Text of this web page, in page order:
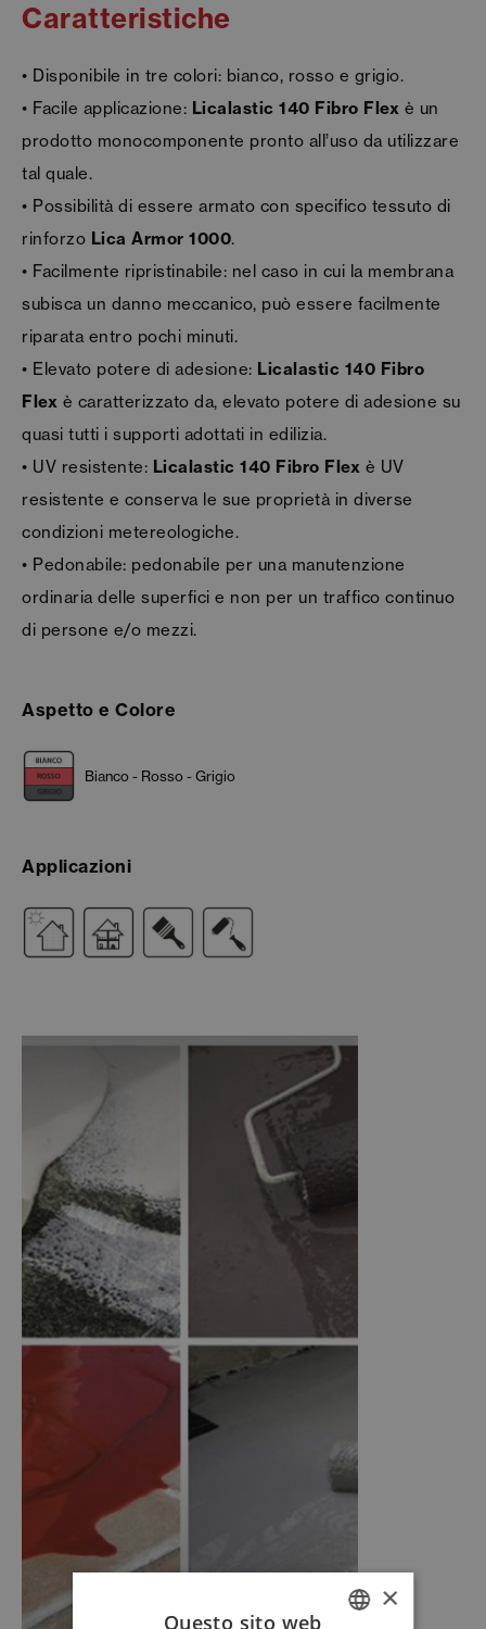
Caratteristiche
• Disponibile in tre colori: bianco, rosso e grigio.
• Facile applicazione: Licalastic 140 Fibro Flex è un
prodotto monocomponente pronto all’uso da utilizzare
tal quale.
• Possibilità di essere armato con specifico tessuto di
rinforzo Lica Armor 1000.
• Facilmente ripristinabile: nel caso in cui la membrana
subisca un danno meccanico, può essere facilmente
riparata entro pochi minuti.
• Elevato potere di adesione: Licalastic 140 Fibro
Flex è caratterizzato da, elevato potere di adesione su
quasi tutti i supporti adottati in edilizia.
• UV resistente: Licalastic 140 Fibro Flex è UV
resistente e conserva le sue proprietà in diverse
condizioni metereologiche.
• Pedonabile: pedonabile per una manutenzione
ordinaria delle superfici e non per un traffico continuo
di persone e/o mezzi.
Aspetto e Colore
Bianco - Rosso - Grigio
Applicazioni
×
Questo sito web